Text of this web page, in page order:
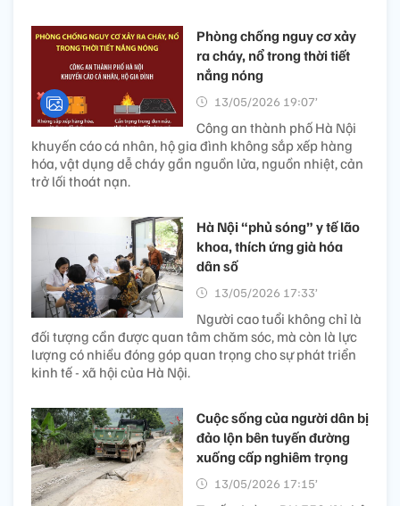
Phòng chống nguy cơ xảy
ra cháy, nổ trong thời tiết
nắng nóng
13/05/2026 19:07’
Công an thành phố Hà Nội
khuyến cáo cá nhân, hộ gia đình không sắp xếp hàng
hóa, vật dụng dễ cháy gần nguồn lửa, nguồn nhiệt, cản
trở lối thoát nạn.
Hà Nội “phủ sóng” y tế lão
khoa, thích ứng già hóa
dân số
13/05/2026 17:33’
Người cao tuổi không chỉ là
đối tượng cần được quan tâm chăm sóc, mà còn là lực
lượng có nhiều đóng góp quan trọng cho sự phát triển
kinh tế - xã hội của Hà Nội.
Cuộc sống của người dân bị
đảo lộn bên tuyến đường
xuống cấp nghiêm trọng ​
13/05/2026 17:15’